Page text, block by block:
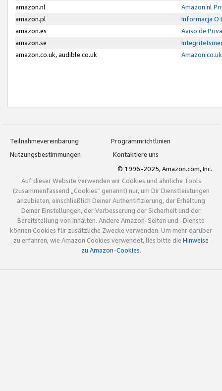
amazon.nl
Amazon.nl
amazon.pl
Informacja O
amazon.es
Aviso de
amazon.se
amazon.co.uk, audible.co.uk
Teilnahmevereinbarung
Programmrichtlinien
Nutzungsbestimmungen
Kontaktiere uns
© 1996-2025, Amazon.com, Inc.
Auf dieser Website verwenden wir Cookies und ähnliche Tools
(zusammenfassend „Cookies“ genannt) nur, um Dir Dienstleistungen
anzubieten, einschließlich Deiner Authentifizierung, der Erhaltung
Deiner Einstellungen, der Verbesserung der Sicherheit und der
Bereitstellung von Inhalten. Andere Amazon-Seiten und -Dienste
können Cookies für zusätzliche Zwecke verwenden. Um mehr darüber
zu erfahren, wie Amazon Cookies verwendet, lies bitte die Hinweise
zu Amazon-Cookies.